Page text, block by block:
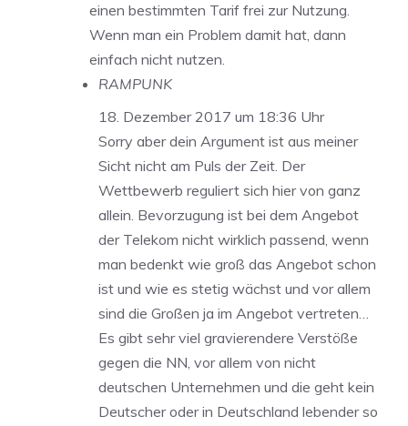
einen bestimmten Tarif frei zur Nutzung.
Wenn man ein Problem damit hat, dann
einfach nicht nutzen.
RAMPUNK
18. Dezember 2017 um 18:36 Uhr
Sorry aber dein Argument ist aus meiner
Sicht nicht am Puls der Zeit. Der
Wettbewerb reguliert sich hier von ganz
allein. Bevorzugung ist bei dem Angebot
der Telekom nicht wirklich passend, wenn
man bedenkt wie groß das Angebot schon
ist und wie es stetig wächst und vor allem
sind die Großen ja im Angebot vertreten…
Es gibt sehr viel gravierendere Verstöße
gegen die NN, vor allem von nicht
deutschen Unternehmen und die geht kein
Deutscher oder in Deutschland lebender so